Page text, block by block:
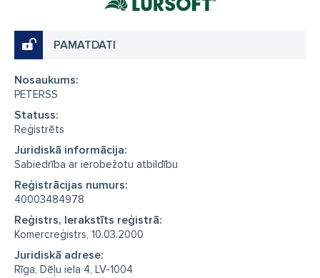
PAMATDATI
Nosaukums:
PETERSS
Statuss:
Reģistrēts
Juridiskā informācija:
Sabiedrība ar ierobežotu atbildību
Reģistrācijas numurs:
40003484978
Reģistrs, Ierakstīts reģistrā:
Komercreģistrs, 10.03.2000
Juridiskā adrese:
Rīga, Dēļu iela 4, LV-1004